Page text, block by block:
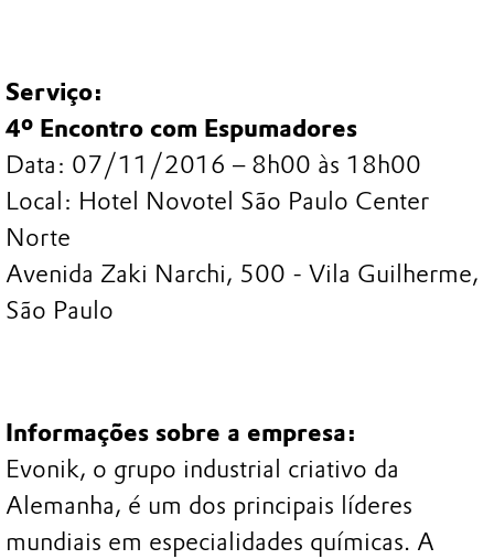
Serviço:
4º Encontro com Espumadores
Data: 07/11/2016 – 8h00 às 18h00
Local: Hotel Novotel São Paulo Center
Norte
Avenida Zaki Narchi, 500 - Vila Guilherme,
São Paulo
Informações sobre a empresa:
Evonik, o grupo industrial criativo da
Alemanha, é um dos principais líderes
mundiais em especialidades químicas. A